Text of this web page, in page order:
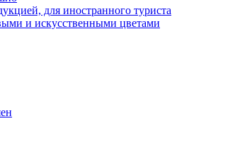
для иностранного туриста
и искусственными цветами